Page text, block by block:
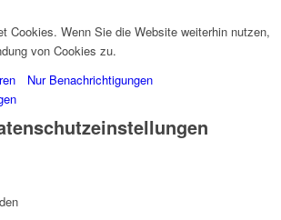
Cookies. Wenn Sie die Website weiterhin nutzen,
von Cookies zu.
Nur Benachrichtigungen